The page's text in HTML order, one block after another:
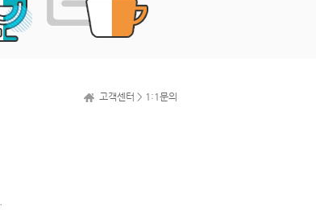
고객센터 > 1:1문의